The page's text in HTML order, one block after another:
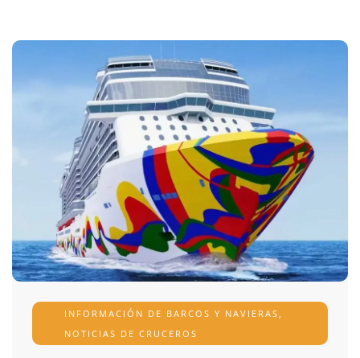
INFORMACIÓN DE BARCOS Y NAVIERAS,
NOTICIAS DE CRUCEROS